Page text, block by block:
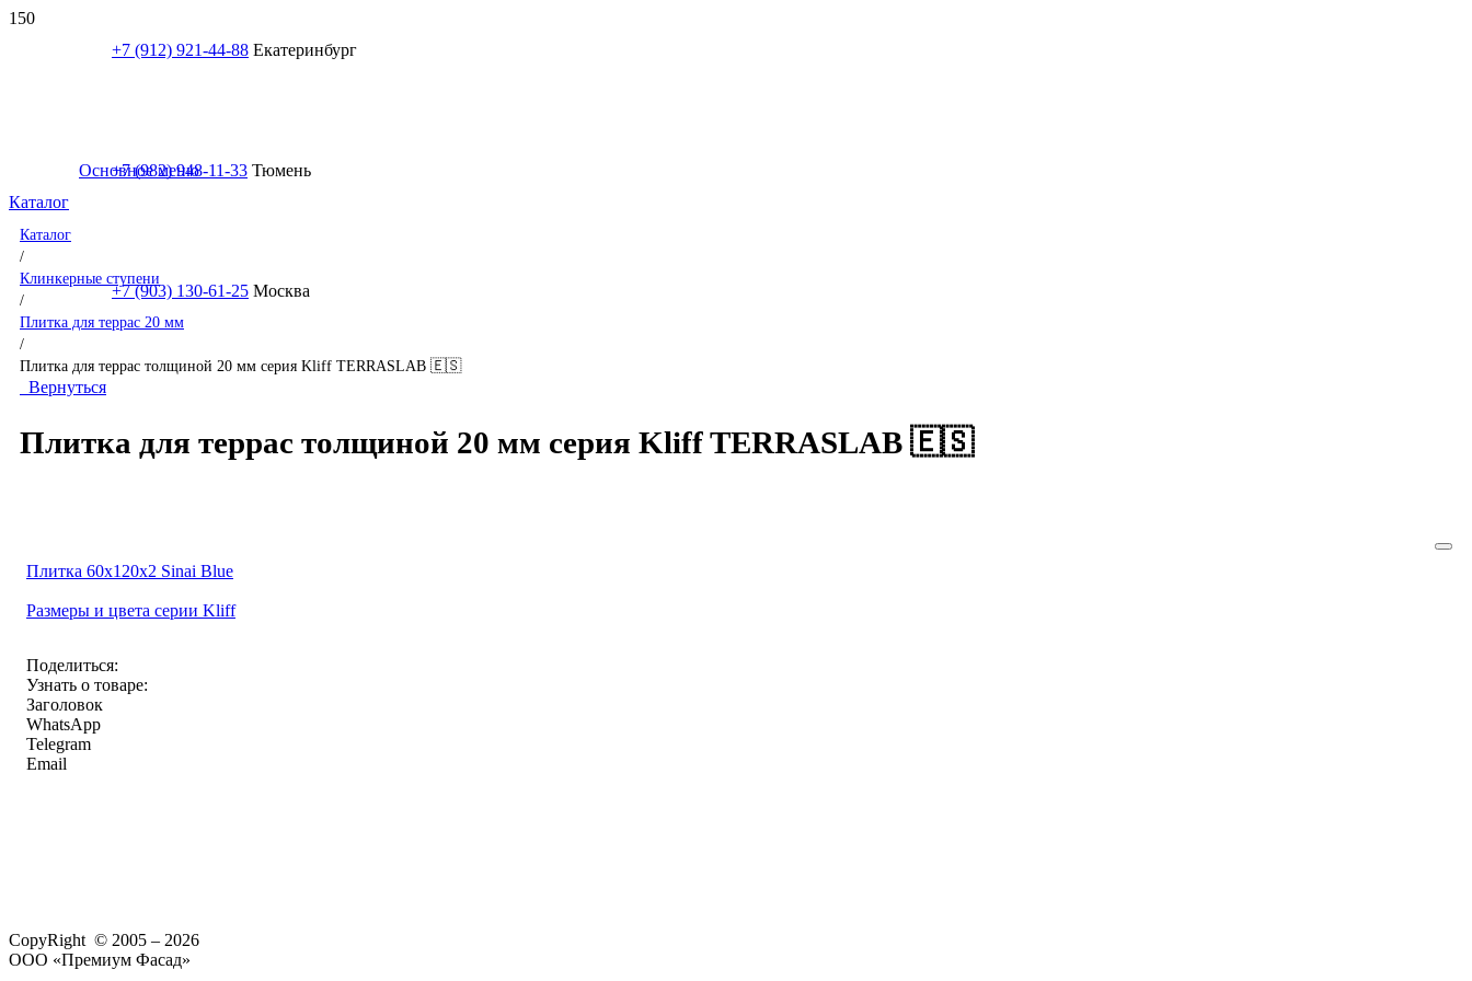
+7 (912) 921-44-88 Екатеринбург
+7 (982) 948-11-33 Тюмень
+7 (903) 130-61-25 Москва
Основное меню
Каталог
Каталог
/
Клинкерные ступени
/
Плитка для террас 20 мм
/
Плитка для террас толщиной 20 мм серия Kliff TERRASLAB 🇪🇸
Вернуться
Плитка для террас толщиной 20 мм серия Kliff TERRASLAB 🇪🇸
Плитка 60x120x2 Sinai Blue
Размеры и цвета серии Kliff
Поделиться:
Узнать о товаре:
Заголовок
WhatsApp
Telegram
Email
CopyRight © 2005 – 2026
ООО «Премиум Фасад»